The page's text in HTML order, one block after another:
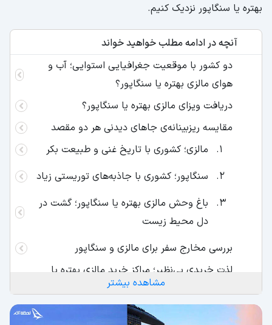
بهتره یا سنگاپور نزدیک کنیم.
آنچه در ادامه مطلب خواهید خواند
دو کشور با موقعیت جغرافیایی استوایی؛ آب و
هوای مالزی بهتره یا سنگاپور؟
دریافت ویزای مالزی بهتره یا سنگاپور؟
مقایسه ریزبینانه‌ی جاهای دیدنی هر دو مقصد
مالزی؛ کشوری با تاریخ غنی و طبیعت بکر
سنگاپور؛ کشوری با جاذبه‌های توریستی زیاد
باغ وحش مالزی بهتره یا سنگاپور؛ گشت در
دل محیط زیست
بررسی مخارج سفر برای مالزی و سنگاپور
لذت خریدی بی‌نظیر؛ مراکز خرید مالزی بهتره یا
مالزی؛ مراکز خرید محلی
مشاهده بیشتر